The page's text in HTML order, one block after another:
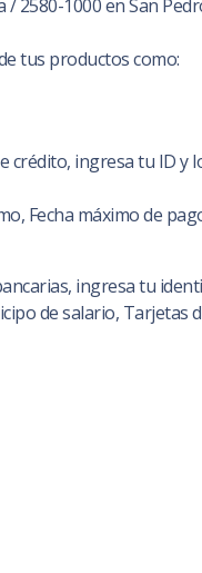
2580-1000 en San
tus productos como:
crédito, ingresa tu ID y
Fecha máximo de
ingresa tu
de salario, Tarjetas